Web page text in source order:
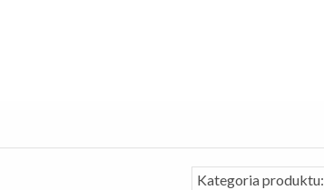
Kategoria produktu: